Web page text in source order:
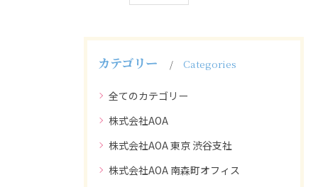
カテゴリー Categories
全てのカテゴリー
株式会社AOA
株式会社AOA 東京 渋谷支社
株式会社AOA 南森町オフィス